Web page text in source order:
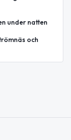
under natten
och